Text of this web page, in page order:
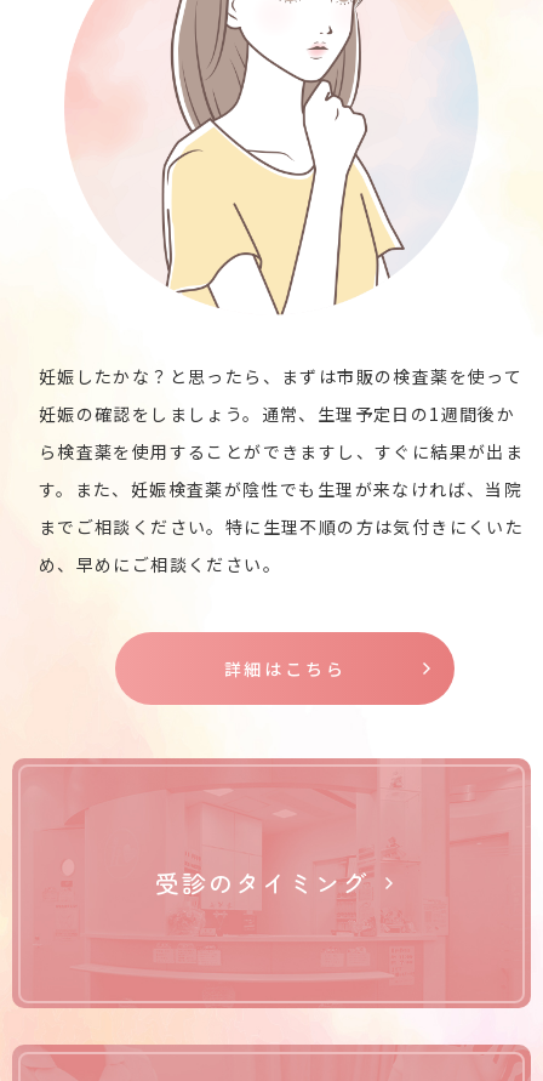
妊娠したかな？と思ったら、まずは市販の検査薬を使って
妊娠の確認をしましょう。通常、生理予定日の1週間後か
ら検査薬を使用することができますし、すぐに結果が出ま
す。また、妊娠検査薬が陰性でも生理が来なければ、当院
までご相談ください。特に生理不順の方は気付きにくいた
め、早めにご相談ください。
詳細はこちら
受診のタイミング